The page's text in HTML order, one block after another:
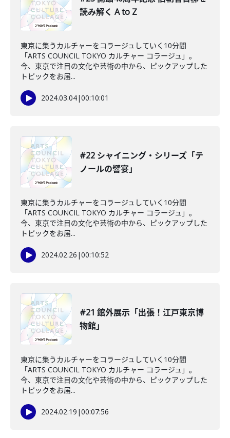
読み解く A to Z
東京に集うカルチャーをコラージュしていく10分間
「ARTS COUNCIL TOKYO カルチャー コラージュ」。
今、東京で注目の文化や芸術の中から、ピックアップした
トピックをお届...
2024.03.04|00:10:01
#22 シャイニング・シリーズ「テ
ノールの響宴」
東京に集うカルチャーをコラージュしていく10分間
「ARTS COUNCIL TOKYO カルチャー コラージュ」。
今、東京で注目の文化や芸術の中から、ピックアップした
トピックをお届...
2024.02.26 |00:10:52
#21 館外展示「出張！江戸東京博
物館」
東京に集うカルチャーをコラージュしていく10分間
「ARTS COUNCIL TOKYO カルチャー コラージュ」。
今、東京で注目の文化や芸術の中から、ピックアップした
トピックをお届...
2024.02.19 |00:07:56